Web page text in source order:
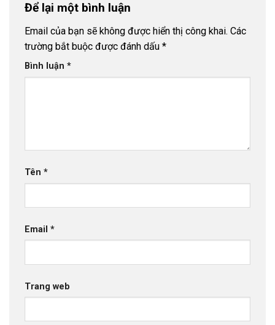
Để lại một bình luận
Email của bạn sẽ không được hiển thị công khai. Các
trường bắt buộc được đánh dấu *
Bình luận *
Tên *
Email *
Trang web